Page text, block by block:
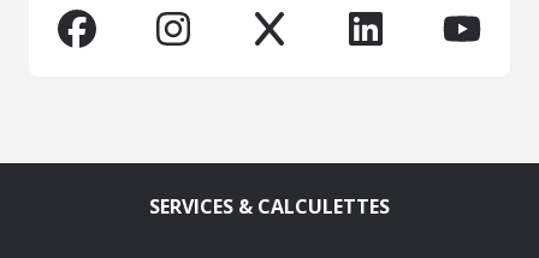
SERVICES & CALCULETTES